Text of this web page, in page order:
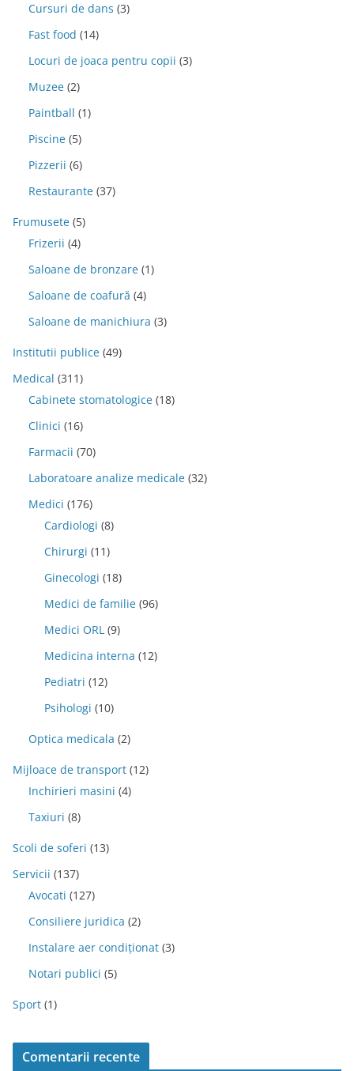
Cursuri de dans (3)
Fast food (14)
Locuri de joaca pentru copii (3)
Muzee (2)
Paintball (1)
Piscine (5)
Pizzerii (6)
Restaurante (37)
Frumusete (5)
Frizerii (4)
Saloane de bronzare (1)
Saloane de coafură (4)
Saloane de manichiura (3)
Institutii publice (49)
Medical (311)
Cabinete stomatologice (18)
Clinici (16)
Farmacii (70)
Laboratoare analize medicale (32)
Medici (176)
Cardiologi (8)
Chirurgi (11)
Ginecologi (18)
Medici de familie (96)
Medici ORL (9)
Medicina interna (12)
Pediatri (12)
Psihologi (10)
Optica medicala (2)
Mijloace de transport (12)
Inchirieri masini (4)
Taxiuri (8)
Scoli de soferi (13)
Servicii (137)
Avocati (127)
Consiliere juridica (2)
Instalare aer condiționat (3)
Notari publici (5)
Sport (1)
Comentarii recente